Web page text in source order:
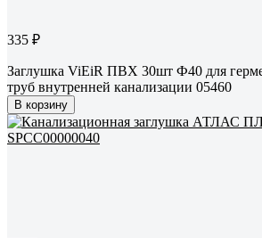
335 ₽
Заглушка ViEiR ПВХ 30шт Ф40 для
труб внутренней канализации 05460
В корзину